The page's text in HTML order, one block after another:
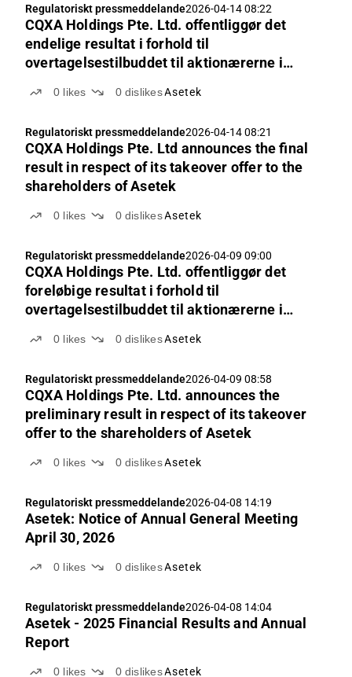
Regulatoriskt pressmeddelande2026-04-14 08:22
CQXA Holdings Pte. Ltd. offentliggør det
endelige resultat i forhold til
overtagelsestilbuddet til aktionærerne i
0 likes 0 dislikesAsetek
Regulatoriskt pressmeddelande2026-04-14 08:21
CQXA Holdings Pte. Ltd announces the final
result in respect of its takeover offer to the
shareholders of Asetek
0 likes 0 dislikesAsetek
Regulatoriskt pressmeddelande2026-04-09 09:00
CQXA Holdings Pte. Ltd. offentliggør det
foreløbige resultat i forhold til
overtagelsestilbuddet til aktionærerne i
0 likes 0 dislikesAsetek
Regulatoriskt pressmeddelande2026-04-09 08:58
CQXA Holdings Pte. Ltd. announces the
preliminary result in respect of its takeover
offer to the shareholders of Asetek
0 likes 0 dislikesAsetek
Regulatoriskt pressmeddelande2026-04-08 14:19
Asetek: Notice of Annual General Meeting
April 30, 2026
0 likes 0 dislikesAsetek
Regulatoriskt pressmeddelande2026-04-08 14:04
Asetek - 2025 Financial Results and Annual
Report
0 likes 0 dislikesAsetek